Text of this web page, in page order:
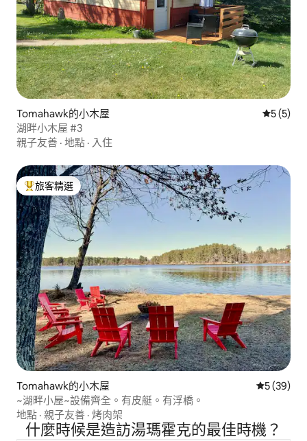
Tomahawk的小木屋 從 5 則評
5 (5)
湖畔小木屋 #3
親子友善 · 地點 · 入住
旅客精選榜首
旅客精選
Tomahawk的小木屋 從 39 則評
5 (39)
~湖畔小屋~設備齊全。有皮艇。有浮橋。
地點 · 親子友善 · 烤肉架
什麼時候是造訪湯瑪霍克的最佳時機？